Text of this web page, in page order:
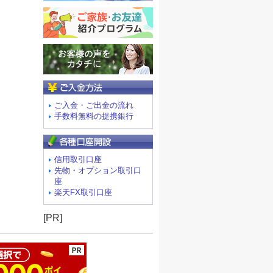
ご入金・ご出金の流れ
手数料無料の提携銀行
信用取引口座
先物・オプション取引口
座
楽天FX取引口座
[PR]